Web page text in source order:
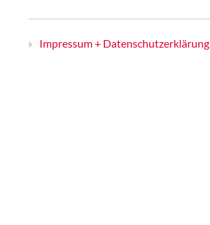
Impressum + Datenschutzerklärung